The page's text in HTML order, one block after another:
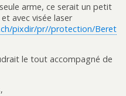
arme, ce serait un petit
avec visée laser
pixdir/pr//protection/Beret
le tout accompagné de